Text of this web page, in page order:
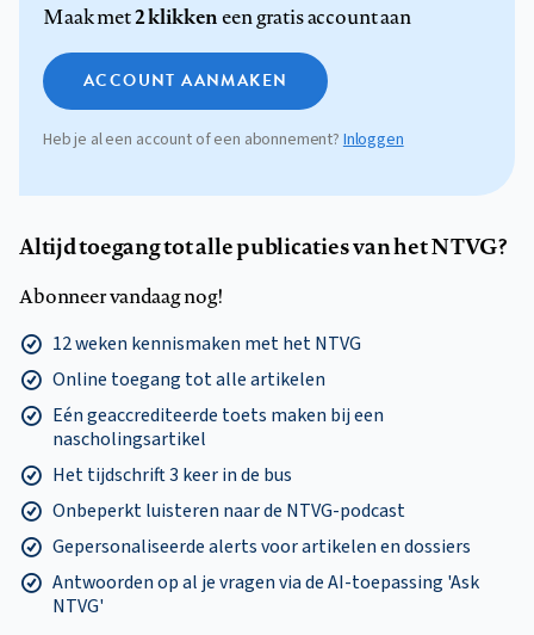
Maak met2 klikkeneen gratis account aan
ACCOUNT AANMAKEN
Heb je al een account of een abonnement? Inloggen
Altijd toegang tot alle publicaties van het NTVG?
Abonneer vandaag nog!
12 weken kennismaken met het NTVG
Online toegang tot alle artikelen
Eén geaccrediteerde toets maken bij een
nascholingsartikel
Het tijdschrift 3 keer in de bus
Onbeperkt luisteren naar de NTVG-podcast
Gepersonaliseerde alerts voor artikelen en dossiers
Antwoorden op al je vragen via de AI-toepassing 'Ask
NTVG'